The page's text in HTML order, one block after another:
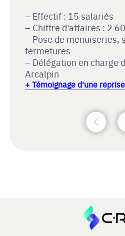
Effectif : 15 salariés
Chiffre d'affaires : 2
Pose de menuiseries,
fermetures
Délégation en charge
Arcalpin
+ Témoignage d'une